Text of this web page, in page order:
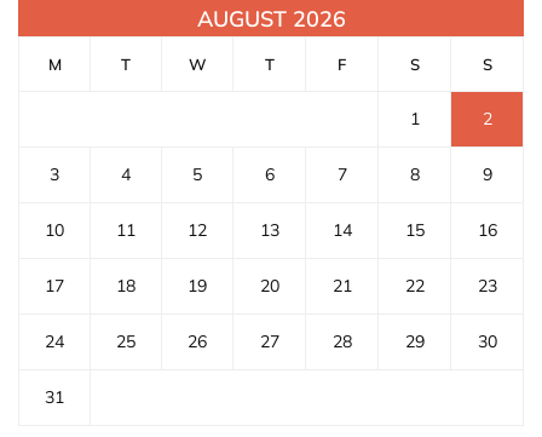
AUGUST 2026
M T W T F S S
1 2
3 4 5 6 7 8 9
10 11 12 13 14 15 16
17 18 19 20 21 22 23
24 25 26 27 28 29 30
31